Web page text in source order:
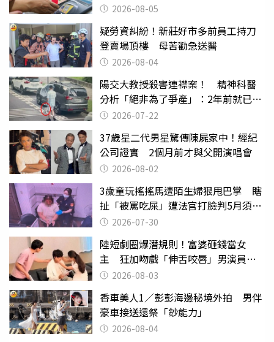
2026-08-05
疑勞資糾紛！新莊好市多前員工持刀
登賣場頂樓 母苦勸急送醫
2026-08-04
陽交大教授殺害連襟案！ 精神科醫
分析「絕非為了爭產」：2年前就已言
行詭異
2026-07-22
37歲星二代男星驚傳陳屍家中！經紀
公司證實 2個月前才與父開演唱會
2026-08-02
3歲童玩搖搖馬遭陌生婦狠甩巴掌 瞎
扯「被罵吃屎」遭法官打臉判5月須入
監 2026-07-30
陸短劇圈爆潛規則！富婆砸錢當女
主 狂加吻戲「伸舌咬唇」男演員崩
潰 2026-08-03
香車美人1／彭彭海邊秘境外拍 男伴
豪車接送還祭「鈔能力」
2026-08-04